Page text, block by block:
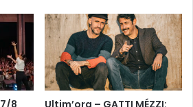
7/8
Ultim’ora – GATTI MÉZZI: